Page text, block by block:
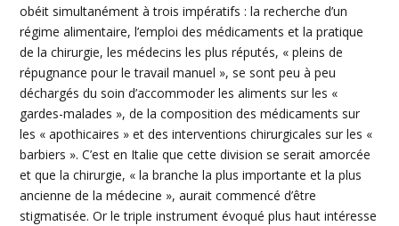
obéit simultanément à trois impératifs : la recherche d’un
régime alimentaire, l’emploi des médicaments et la pratique
de la chirurgie, les médecins les plus réputés, « pleins de
répugnance pour le travail manuel », se sont peu à peu
déchargés du soin d’accommoder les aliments sur les «
gardes-malades », de la composition des médicaments sur
les « apothicaires » et des interventions chirurgicales sur les «
barbiers ». C’est en Italie que cette division se serait amorcée
et que la chirurgie, « la branche la plus importante et la plus
ancienne de la médecine », aurait commencé d’être
stigmatisée. Or le triple instrument évoqué plus haut intéresse